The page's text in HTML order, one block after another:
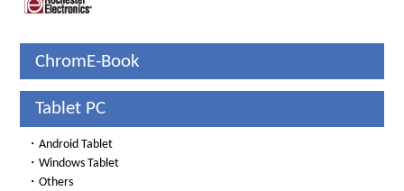
ChromE-Book
Tablet PC
・Android Tablet
・Windows Tablet
・Others